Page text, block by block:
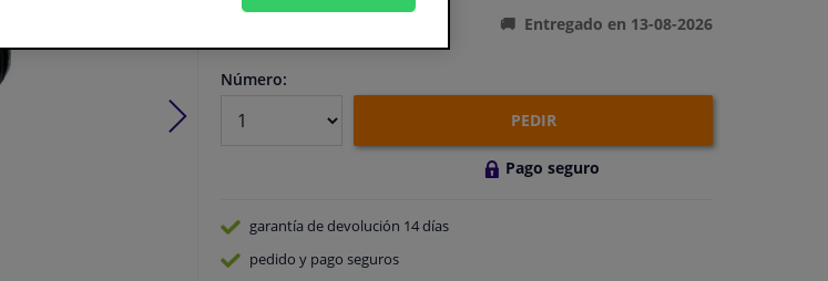
Entregado en 13-08-2026
Número:
PEDIR
Pago seguro
garantía de devolución 14 días
pedido y pago seguros